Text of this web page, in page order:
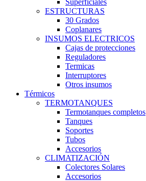
ESTRUCTURAS
30 Grados
Coplanares
INSUMOS ELECTRICOS
Cajas de protecciones
Reguladores
Termicas
Interruptores
Otros insumos
Térmicos
TERMOTANQUES
Termotanques completos
Tanques
Soportes
Tubos
Accesorios
CLIMATIZACIÓN
Colectores Solares
Accesorios